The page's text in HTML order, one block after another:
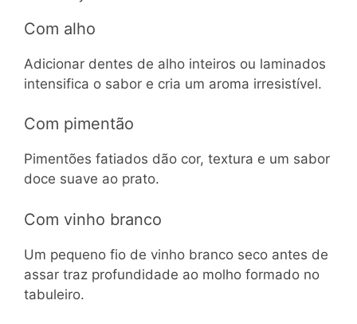
Com alho
Adicionar dentes de alho inteiros ou laminados
intensifica o sabor e cria um aroma irresistível.
Com pimentão
Pimentões fatiados dão cor, textura e um sabor
doce suave ao prato.
Com vinho branco
Um pequeno fio de vinho branco seco antes de
assar traz profundidade ao molho formado no
tabuleiro.